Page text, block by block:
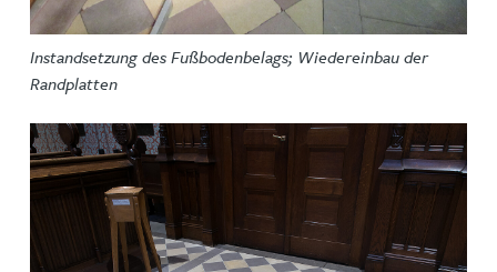
Instandsetzung des Fußbodenbelags; Wiedereinbau der
Randplatten